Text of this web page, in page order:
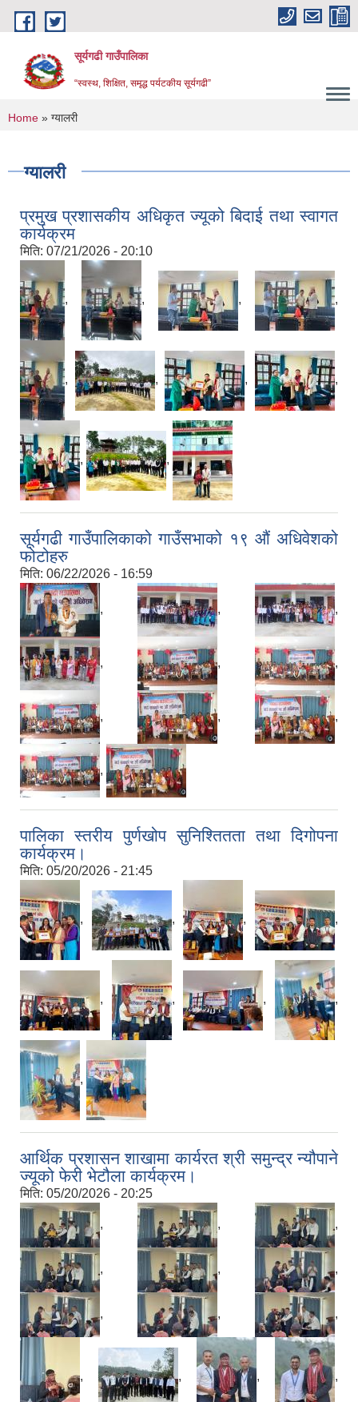
Skip to main content
सूर्यगढी गाउँपालिका
“स्वस्थ, शिक्षित, समृद्ध पर्यटकीय सूर्यगढी”
You are here
Home » ग्यालरी
ग्यालरी
प्रमुख प्रशासकीय अधिकृत ज्यूको बिदाई तथा स्वागत
कार्यक्रम
मिति: 07/21/2026 - 20:10
, , , ,
, , , ,
, ,
सूर्यगढी गाउँपालिकाको गाउँसभाको १९ औं अधिवेशको
फोटोहरु
मिति: 06/22/2026 - 16:59
, , ,
, , ,
, , ,
,
पालिका स्तरीय पुर्णखोप सुनिश्तितता तथा दिगोपना
कार्यक्रम।
मिति: 05/20/2026 - 21:45
, , , ,
, , , ,
,
आर्थिक प्रशासन शाखामा कार्यरत श्री समुन्द्र न्यौपाने
ज्यूको फेरी भेटौला कार्यक्रम।
मिति: 05/20/2026 - 20:25
, , ,
, , ,
, , ,
, , , ,